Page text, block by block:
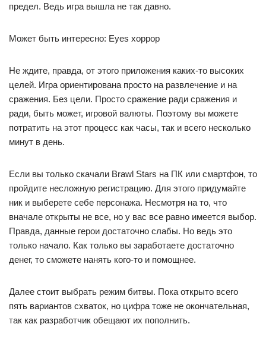
предел. Ведь игра вышла не так давно.
Может быть интересно: Eyes хоррор
Не ждите, правда, от этого приложения каких-то высоких
целей. Игра ориентирована просто на развлечение и на
сражения. Без цели. Просто сражение ради сражения и
ради, быть может, игровой валюты. Поэтому вы можете
потратить на этот процесс как часы, так и всего несколько
минут в день.
Если вы только скачали Brawl Stars на ПК или смартфон, то
пройдите несложную регистрацию. Для этого придумайте
ник и выберете себе персонажа. Несмотря на то, что
вначале открыты не все, но у вас все равно имеется выбор.
Правда, данные герои достаточно слабы. Но ведь это
только начало. Как только вы заработаете достаточно
денег, то сможете нанять кого-то и помощнее.
Далее стоит выбрать режим битвы. Пока открыто всего
пять вариантов схваток, но цифра тоже не окончательная,
так как разработчик обещают их пополнить.